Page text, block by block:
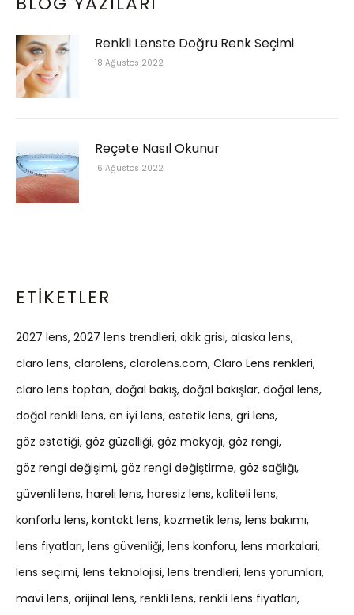
Renkli Lenste Doğru Renk Seçimi
18 Ağustos 2022
Reçete Nasıl Okunur
16 Ağustos 2022
ETIKETLER
2027 lens 2027 lens trendleri akik grisi alaska lens
claro lens clarolens clarolens.com Claro Lens renkleri
claro lens toptan doğal bakış doğal bakışlar doğal lens
doğal renkli lens en iyi lens estetik lens gri lens
göz estetiği göz güzelliği göz makyajı göz rengi
göz rengi değişimi göz rengi değiştirme göz sağlığı
güvenli lens hareli lens haresiz lens kaliteli lens
konforlu lens kontakt lens kozmetik lens lens bakımı
lens fiyatları lens güvenliği lens konforu lens markalari
lens seçimi lens teknolojisi lens trendleri lens yorumları
mavi lens orijinal lens renkli lens renkli lens fiyatları